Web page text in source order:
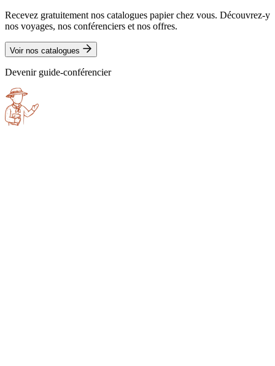
Recevez gratuitement nos catalogues papier chez vous. Découvrez-y
nos voyages, nos conférenciers et nos offres.
Voir nos catalogues
Devenir guide-conférencier